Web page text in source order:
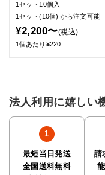
1セット10個入
1セット(10個)から注文可能
¥2,200〜(税込)
1個あたり¥220
法人利用に嬉しい
最短当日発送
全国送料無料
請